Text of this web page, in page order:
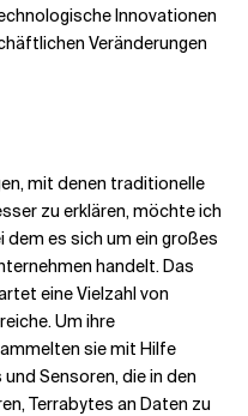
Innovationen
Veränderungen
mit denen traditionelle
zu erklären, möchte ich
dem es sich um ein großes
handelt. Das
eine Vielzahl von
Um ihre
sie mit Hilfe
Sensoren, die in den
Terrabytes an Daten zu